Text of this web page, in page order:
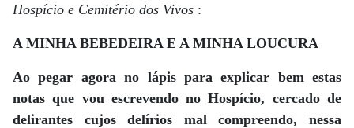
Hospício e Cemitério dos Vivos :
A MINHA BEBEDEIRA E A MINHA LOUCURA
Ao pegar agora no lápis para explicar bem estas
notas que vou escrevendo no Hospício, cercado de
delirantes cujos delírios mal compreendo, nessa